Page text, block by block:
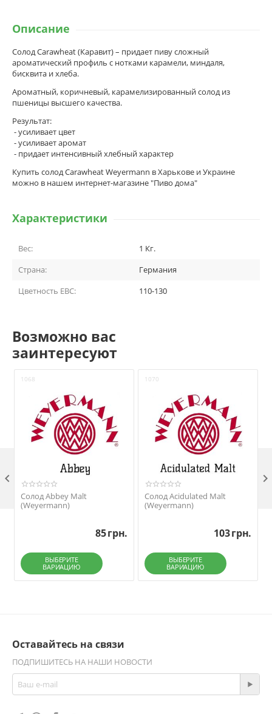
Описание
Солод Carawheat (Каравит) – придает пиву сложный
ароматический профиль с нотками карамели, миндаля,
бисквита и хлеба.
Ароматный, коричневый, карамелизированный солод из
пшеницы высшего качества.
Результат:
- усиливает цвет
- усиливает аромат
- придает интенсивный хлебный характер
Купить солод Carawheat Weyermann в Харькове и Украине
можно в нашем интернет-магазине "Пиво дома"
Характеристики
Вес: 1 Кг.
Страна:
Германия
Цветность EBC:
110-130
Возможно вас
заинтересуют
1068
Солод Abbey Malt
(Weyermann)
85грн.
ВЫБЕРИТЕ
ВАРИАЦИЮ
1070
Солод Acidulated Malt
(Weyermann)
103грн.
ВЫБЕРИТЕ
ВАРИАЦИЮ
 
Оставайтесь на связи
ПОДПИШИТЕСЬ НА НАШИ НОВОСТИ